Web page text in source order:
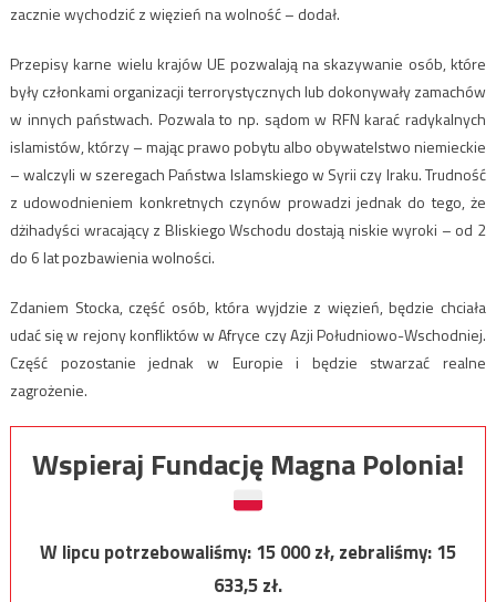
zacznie wychodzić z więzień na wolność – dodał.
Przepisy karne wielu krajów UE pozwalają na skazywanie osób, które
były członkami organizacji terrorystycznych lub dokonywały zamachów
w innych państwach. Pozwala to np. sądom w RFN karać radykalnych
islamistów, którzy – mając prawo pobytu albo obywatelstwo niemieckie
– walczyli w szeregach Państwa Islamskiego w Syrii czy Iraku. Trudność
z udowodnieniem konkretnych czynów prowadzi jednak do tego, że
dżihadyści wracający z Bliskiego Wschodu dostają niskie wyroki – od 2
do 6 lat pozbawienia wolności.
Zdaniem Stocka, część osób, która wyjdzie z więzień, będzie chciała
udać się w rejony konfliktów w Afryce czy Azji Południowo-Wschodniej.
Część pozostanie jednak w Europie i będzie stwarzać realne
zagrożenie.
Wspieraj Fundację Magna Polonia!
W lipcu potrzebowaliśmy:15 000zł, zebraliśmy:15
633,5zł.